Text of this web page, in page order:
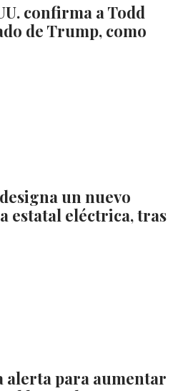
confirma a Todd
de Trump, como
un nuevo
estatal eléctrica, tras
alerta para aumentar